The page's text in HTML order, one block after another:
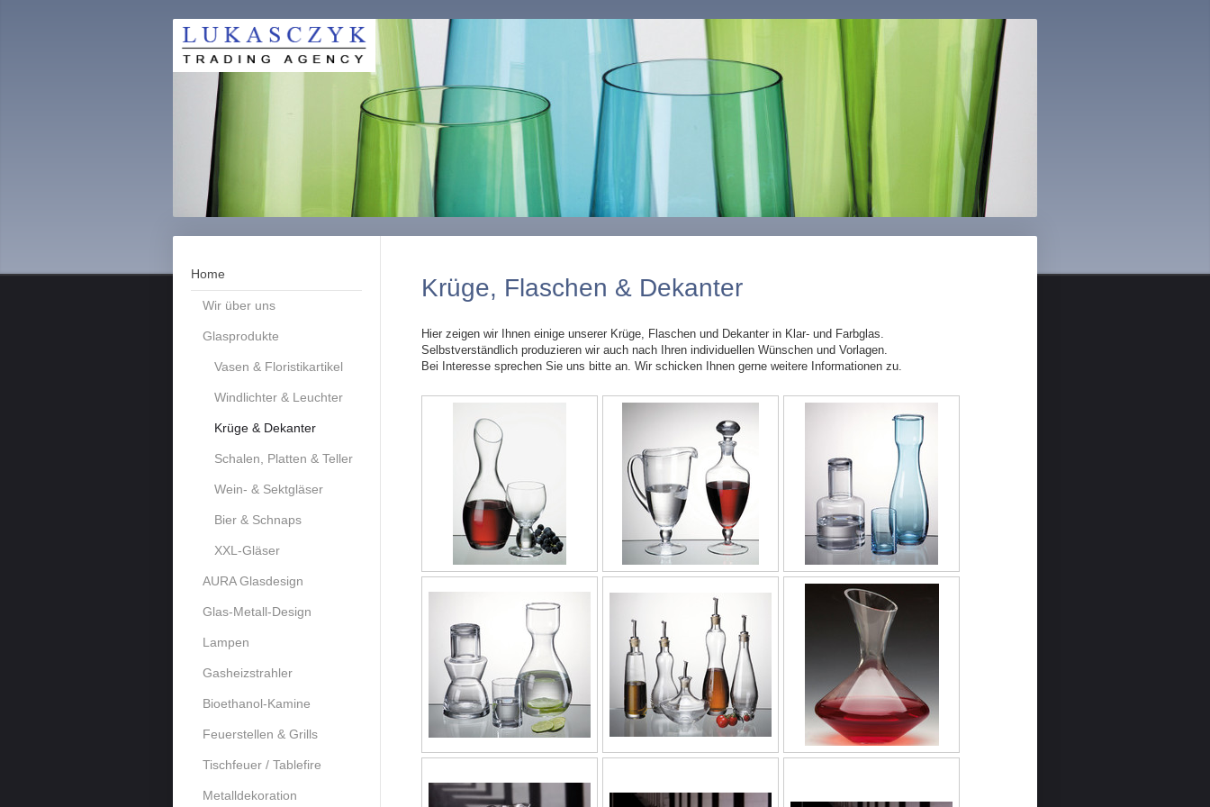
Home
Wir über uns
Glasprodukte
Vasen & Floristikartikel
Windlichter & Leuchter
Krüge & Dekanter
Schalen, Platten & Teller
Wein- & Sektgläser
Bier & Schnaps
XXL-Gläser
AURA Glasdesign
Glas-Metall-Design
Lampen
Gasheizstrahler
Bioethanol-Kamine
Feuerstellen & Grills
Tischfeuer / Tablefire
Metalldekoration
Krüge, Flaschen & Dekanter
Hier zeigen wir Ihnen einige unserer Krüge, Flaschen und Dekanter in Klar- und Farbglas.
Selbstverständlich produzieren wir auch nach Ihren individuellen Wünschen und Vorlagen.
Bei Interesse sprechen Sie uns bitte an. Wir schicken Ihnen gerne weitere Informationen zu.